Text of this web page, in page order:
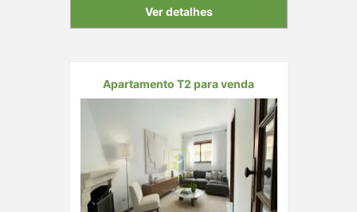
Ver detalhes
Apartamento T2 para venda